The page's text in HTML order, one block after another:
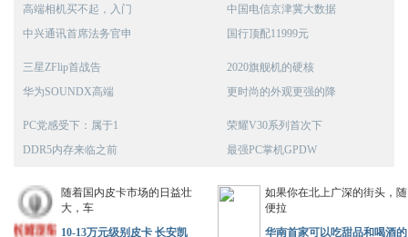
高端相机买不起，入门
中兴通讯首席法务官申
中国电信京津冀大数据
国行顶配11999元
三星ZFlip首战告
华为SOUNDX高端
2020旗舰机的硬核
更时尚的外观更强的降
PC党感受下：属于1
DDR5内存来临之前
荣耀V30系列首次下
最强PC掌机GPDW
随着国内皮卡市场的日益壮
大，车
10-13万元级别皮卡 长安凯
如果你在北上广深的街头，随
便拉
华南首家可以吃甜品和喝酒的